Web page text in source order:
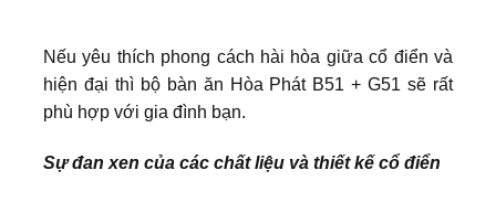
Nếu yêu thích phong cách hài hòa giữa cổ điển và
hiện đại thì bộ bàn ăn Hòa Phát B51 + G51 sẽ rất
phù hợp với gia đình bạn.
Sự đan xen của các chất liệu và thiết kế cổ điển